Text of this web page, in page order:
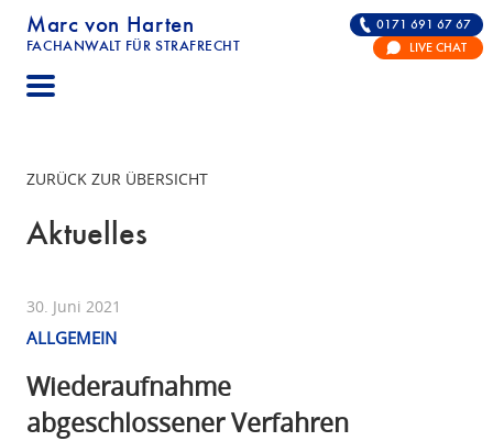
Marc von Harten
FACHANWALT FÜR STRAFRECHT
STRAFRECHT | RECHTSANWALT FÜR DIE
0171 691 67 67
LIVE CHAT
ZURÜCK ZUR ÜBERSICHT
Aktuelles
30. Juni 2021
ALLGEMEIN
Wiederaufnahme
abgeschlossener Verfahren